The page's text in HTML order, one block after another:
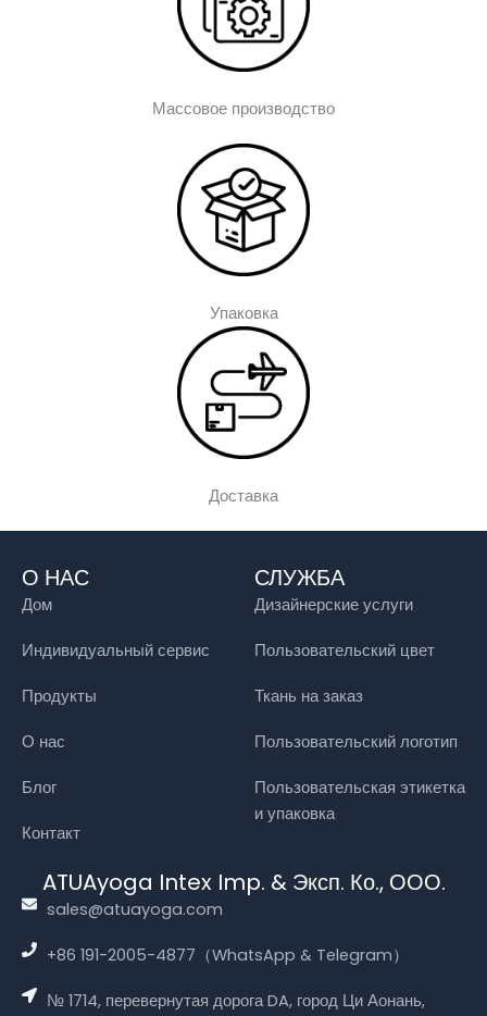
Массовое производство
Упаковка
Доставка
О НАС
Дом
Индивидуальный сервис
Продукты
О нас
Блог
Контакт
СЛУЖБА
Дизайнерские услуги
Пользовательский цвет
Ткань на заказ
Пользовательский логотип
Пользовательская этикетка
и упаковка
ATUAyoga Intex Imp. & Эксп. Ко., ООО.
sales@atuayoga.com
+86 191-2005-4877（WhatsApp & Telegram）
№ 1714, перевернутая дорога DA, город Ци Аонань,